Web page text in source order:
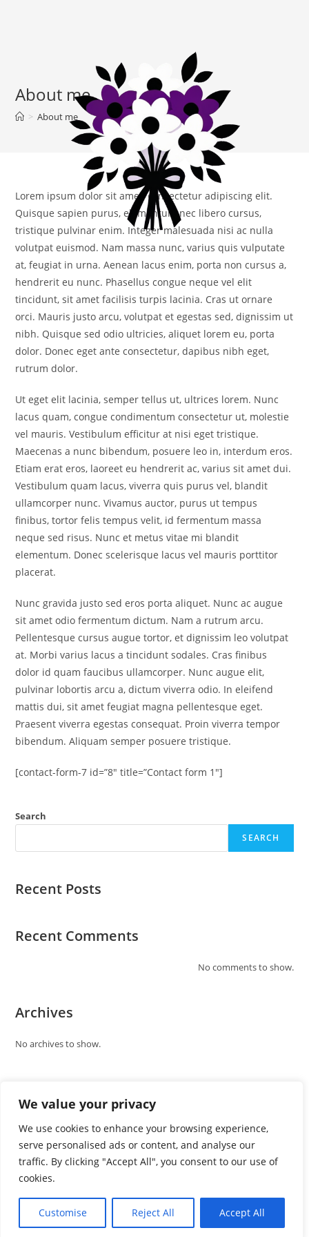
We value your privacy
We use cookies to enhance your browsing experience,
serve personalised ads or content, and analyse our
traffic. By clicking "Accept All", you consent to our use of
cookies.
Customise Reject All Accept All
About me
> About me
Lorem ipsum dolor sit amet, consectetur adipiscing elit.
Quisque sapien purus, elementum nec libero cursus,
tristique pulvinar enim. Integer malesuada nisi ac nulla
volutpat euismod. Nam massa nunc, varius quis vulputate
at, feugiat in urna. Aenean lacus enim, porta non cursus a,
hendrerit eu nunc. Phasellus congue neque vel elit
tincidunt, sit amet facilisis turpis lacinia. Cras ut ornare
orci. Mauris justo arcu, volutpat et egestas sed, dignissim ut
nibh. Quisque sed odio ultricies, aliquet lorem eu, porta
dolor. Donec eget ante consectetur, dapibus nibh eget,
rutrum dolor.
Ut eget elit lacinia, semper tellus ut, ultrices lorem. Nunc
lacus quam, congue condimentum consectetur ut, molestie
vel mauris. Vestibulum efficitur at nisi eget tristique.
Maecenas a nunc bibendum, posuere leo in, interdum eros.
Etiam erat eros, laoreet eu hendrerit ac, varius sit amet dui.
Vestibulum quam lacus, viverra quis purus vel, blandit
ullamcorper nunc. Vivamus auctor, purus ut tempus
finibus, tortor felis tempus velit, id fermentum massa
neque sed risus. Nunc et metus vitae mi blandit
elementum. Donec scelerisque lacus vel mauris porttitor
placerat.
Nunc gravida justo sed eros porta aliquet. Nunc ac augue
sit amet odio fermentum dictum. Nam a rutrum arcu.
Pellentesque cursus augue tortor, et dignissim leo volutpat
at. Morbi varius lacus a tincidunt sodales. Cras finibus
dolor id quam faucibus ullamcorper. Nunc augue elit,
pulvinar lobortis arcu a, dictum viverra odio. In eleifend
mattis dui, sit amet feugiat magna pellentesque eget.
Praesent viverra egestas consequat. Proin viverra tempor
bibendum. Aliquam semper posuere tristique.
[contact-form-7 id=”8″ title=”Contact form 1″]
Search
SEARCH
Recent Posts
Recent Comments
No comments to show.
Archives
No archives to show.
Website bysitedev.co.il